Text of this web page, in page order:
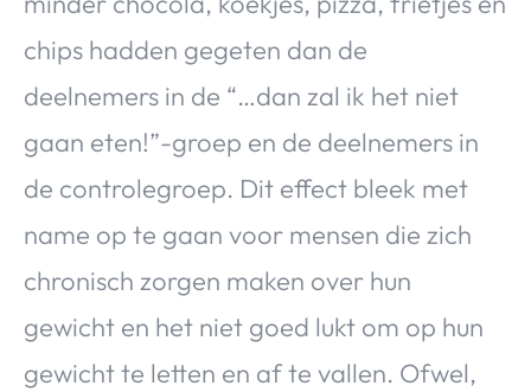
chips hadden gegeten dan de
deelnemers in de “…dan zal ik het niet
gaan eten!”-groep en de deelnemers in
de controlegroep. Dit effect bleek met
name op te gaan voor mensen die zich
chronisch zorgen maken over hun
gewicht en het niet goed lukt om op hun
gewicht te letten en af te vallen. Ofwel,